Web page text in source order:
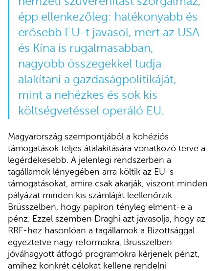
épp ellenkezőleg: hatékonyabb és
erősebb EU-t javasol, mert az USA
és Kína is rugalmasabban,
nagyobb összegekkel tudja
alakítani a gazdaságpolitikáját,
mint a nehézkes és sok kis
költségvetéssel operáló EU.
Magyarország szempontjából a kohéziós
támogatások teljes átalakítására vonatkozó terve a
legérdekesebb. A jelenlegi rendszerben a
tagállamok lényegében arra költik az EU-s
támogatásokat, amire csak akarják, viszont minden
pályázat minden kis számláját leellenőrzik
Brüsszelben, hogy papíron tényleg elment-e a
pénz. Ezzel szemben Draghi azt javasolja, hogy az
RRF-hez hasonlóan a tagállamok a Bizottsággal
egyeztetve nagy reformokra, Brüsszelben
jóváhagyott átfogó programokra kérjenek pénzt,
amihez konkrét célokat kellene rendelni